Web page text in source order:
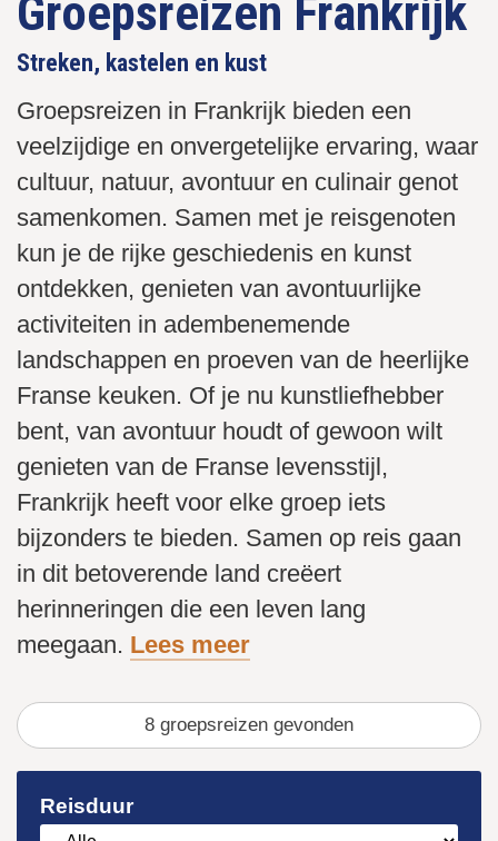
Groepsreizen Frankrijk
Streken, kastelen en kust
Groepsreizen in Frankrijk bieden een
veelzijdige en onvergetelijke ervaring, waar
cultuur, natuur, avontuur en culinair genot
samenkomen. Samen met je reisgenoten
kun je de rijke geschiedenis en kunst
ontdekken, genieten van avontuurlijke
activiteiten in adembenemende
landschappen en proeven van de heerlijke
Franse keuken. Of je nu kunstliefhebber
bent, van avontuur houdt of gewoon wilt
genieten van de Franse levensstijl,
Frankrijk heeft voor elke groep iets
bijzonders te bieden. Samen op reis gaan
in dit betoverende land creëert
herinneringen die een leven lang
meegaan. Lees meer
8 gevonden
Reisduur